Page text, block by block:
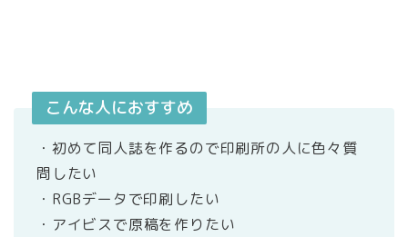
こんな人におすすめ
・初めて同人誌を作るので印刷所の人に色々質
問したい
・RGBデータで印刷したい
・アイビスで原稿を作りたい